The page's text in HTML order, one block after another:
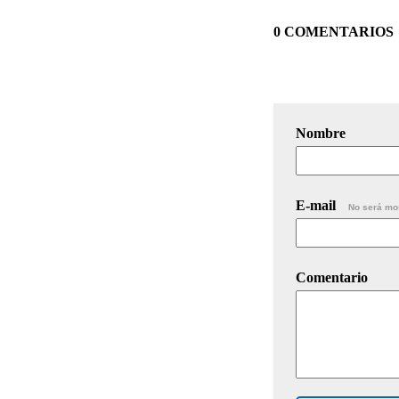
0 COMENTARIOS
Nombre
E-mail No será
Comentario